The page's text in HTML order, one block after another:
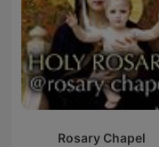
Rosary Chapel